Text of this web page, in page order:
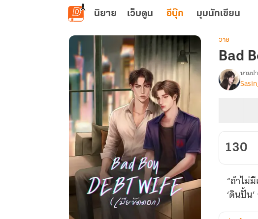
ข้ามไปยังเนื้อหาหลัก
นิยาย เว็บตูน อีบุ๊ก มุมนักเขียน
วาย
Bad
เรื่องBad
Boy
(เมีย
ขัดดอก)
เคส
ปั้น
book)
นามป
130
“ถ้าไม่
‘ดินปั้น